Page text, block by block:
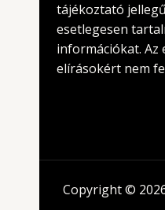
tájékoztató
esetlegesen
információkat. Az
elírásokért nem
Copyright ©